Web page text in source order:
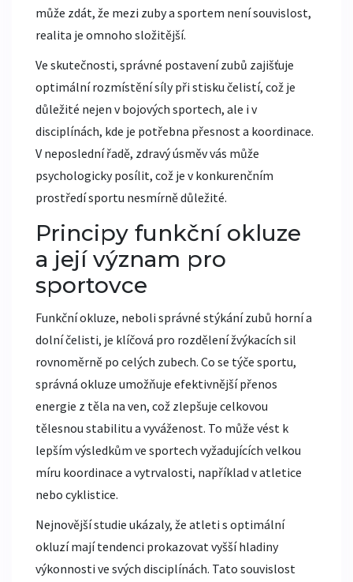
může zdát, že mezi zuby a sportem není souvislost,
realita je omnoho složitější.
Ve skutečnosti, správné postavení zubů zajišťuje
optimální rozmístění síly při stisku čelistí, což je
důležité nejen v bojových sportech, ale i v
disciplínách, kde je potřebna přesnost a koordinace.
V neposlední řadě, zdravý úsměv vás může
psychologicky posílit, což je v konkurenčním
prostředí sportu nesmírně důležité.
Principy funkční okluze
a její význam pro
sportovce
Funkční okluze, neboli správné stýkání zubů horní a
dolní čelisti, je klíčová pro rozdělení žvýkacích sil
rovnoměrně po celých zubech. Co se týče sportu,
správná okluze umožňuje efektivnější přenos
energie z těla na ven, což zlepšuje celkovou
tělesnou stabilitu a vyváženost. To může vést k
lepším výsledkům ve sportech vyžadujících velkou
míru koordinace a vytrvalosti, například v atletice
nebo cyklistice.
Nejnovější studie ukázaly, že atleti s optimální
okluzí mají tendenci prokazovat vyšší hladiny
výkonnosti ve svých disciplínách. Tato souvislost